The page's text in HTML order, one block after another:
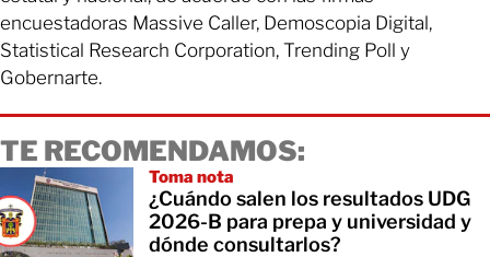
encuestadoras Massive Caller, Demoscopia Digital,
Statistical Research Corporation, Trending Poll y
Gobernarte.
TE RECOMENDAMOS:
Toma nota
¿Cuándo salen los resultados UDG
2026-B para prepa y universidad y
dónde consultarlos?